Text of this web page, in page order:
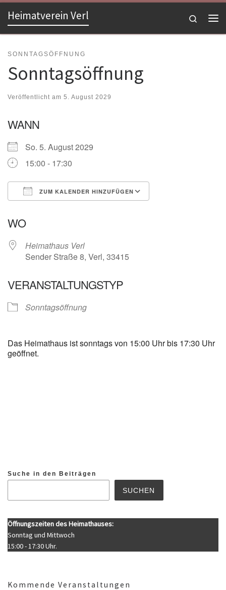
Zum Inhalt springen
Heimatverein Verl
Search
SONNTAGSÖFFNUNG
Sonntagsöffnung
Veröffentlicht am 5. August 2029
WANN
So. 5. August 2029
15:00 - 17:30
ZUM KALENDER HINZUFÜGEN
WO
Heimathaus Verl
Sender Straße 8, Verl, 33415
VERANSTALTUNGSTYP
Sonntagsöffnung
Das Heimathaus ist sonntags von 15:00 Uhr bis 17:30 Uhr
geöffnet.
Suche in den Beiträgen
SUCHEN
Öffnungszeiten des Heimathauses:
Sonntag und Mittwoch
15:00 - 17:30 Uhr.
Kommende Veranstaltungen